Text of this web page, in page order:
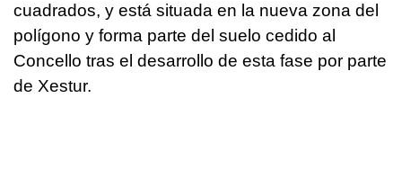
cuadrados, y está situada en la nueva zona del
polígono y forma parte del suelo cedido al
Concello tras el desarrollo de esta fase por parte
de Xestur.